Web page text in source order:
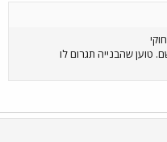
טוען שהבנייה תגרום לו